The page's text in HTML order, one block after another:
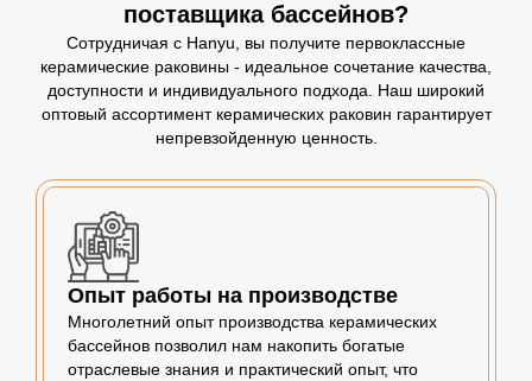
поставщика бассейнов?
Сотрудничая с Hanyu, вы получите первоклассные
керамические раковины - идеальное сочетание качества,
доступности и индивидуального подхода. Наш широкий
оптовый ассортимент керамических раковин гарантирует
непревзойденную ценность.
Опыт работы на производстве
Многолетний опыт производства керамических
бассейнов позволил нам накопить богатые
отраслевые знания и практический опыт, что